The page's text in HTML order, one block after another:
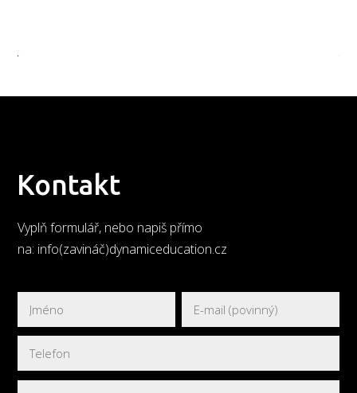
Kontakt
Vyplň formulář, nebo napiš přímo
na: info(zavináč)dynamiceducation.cz